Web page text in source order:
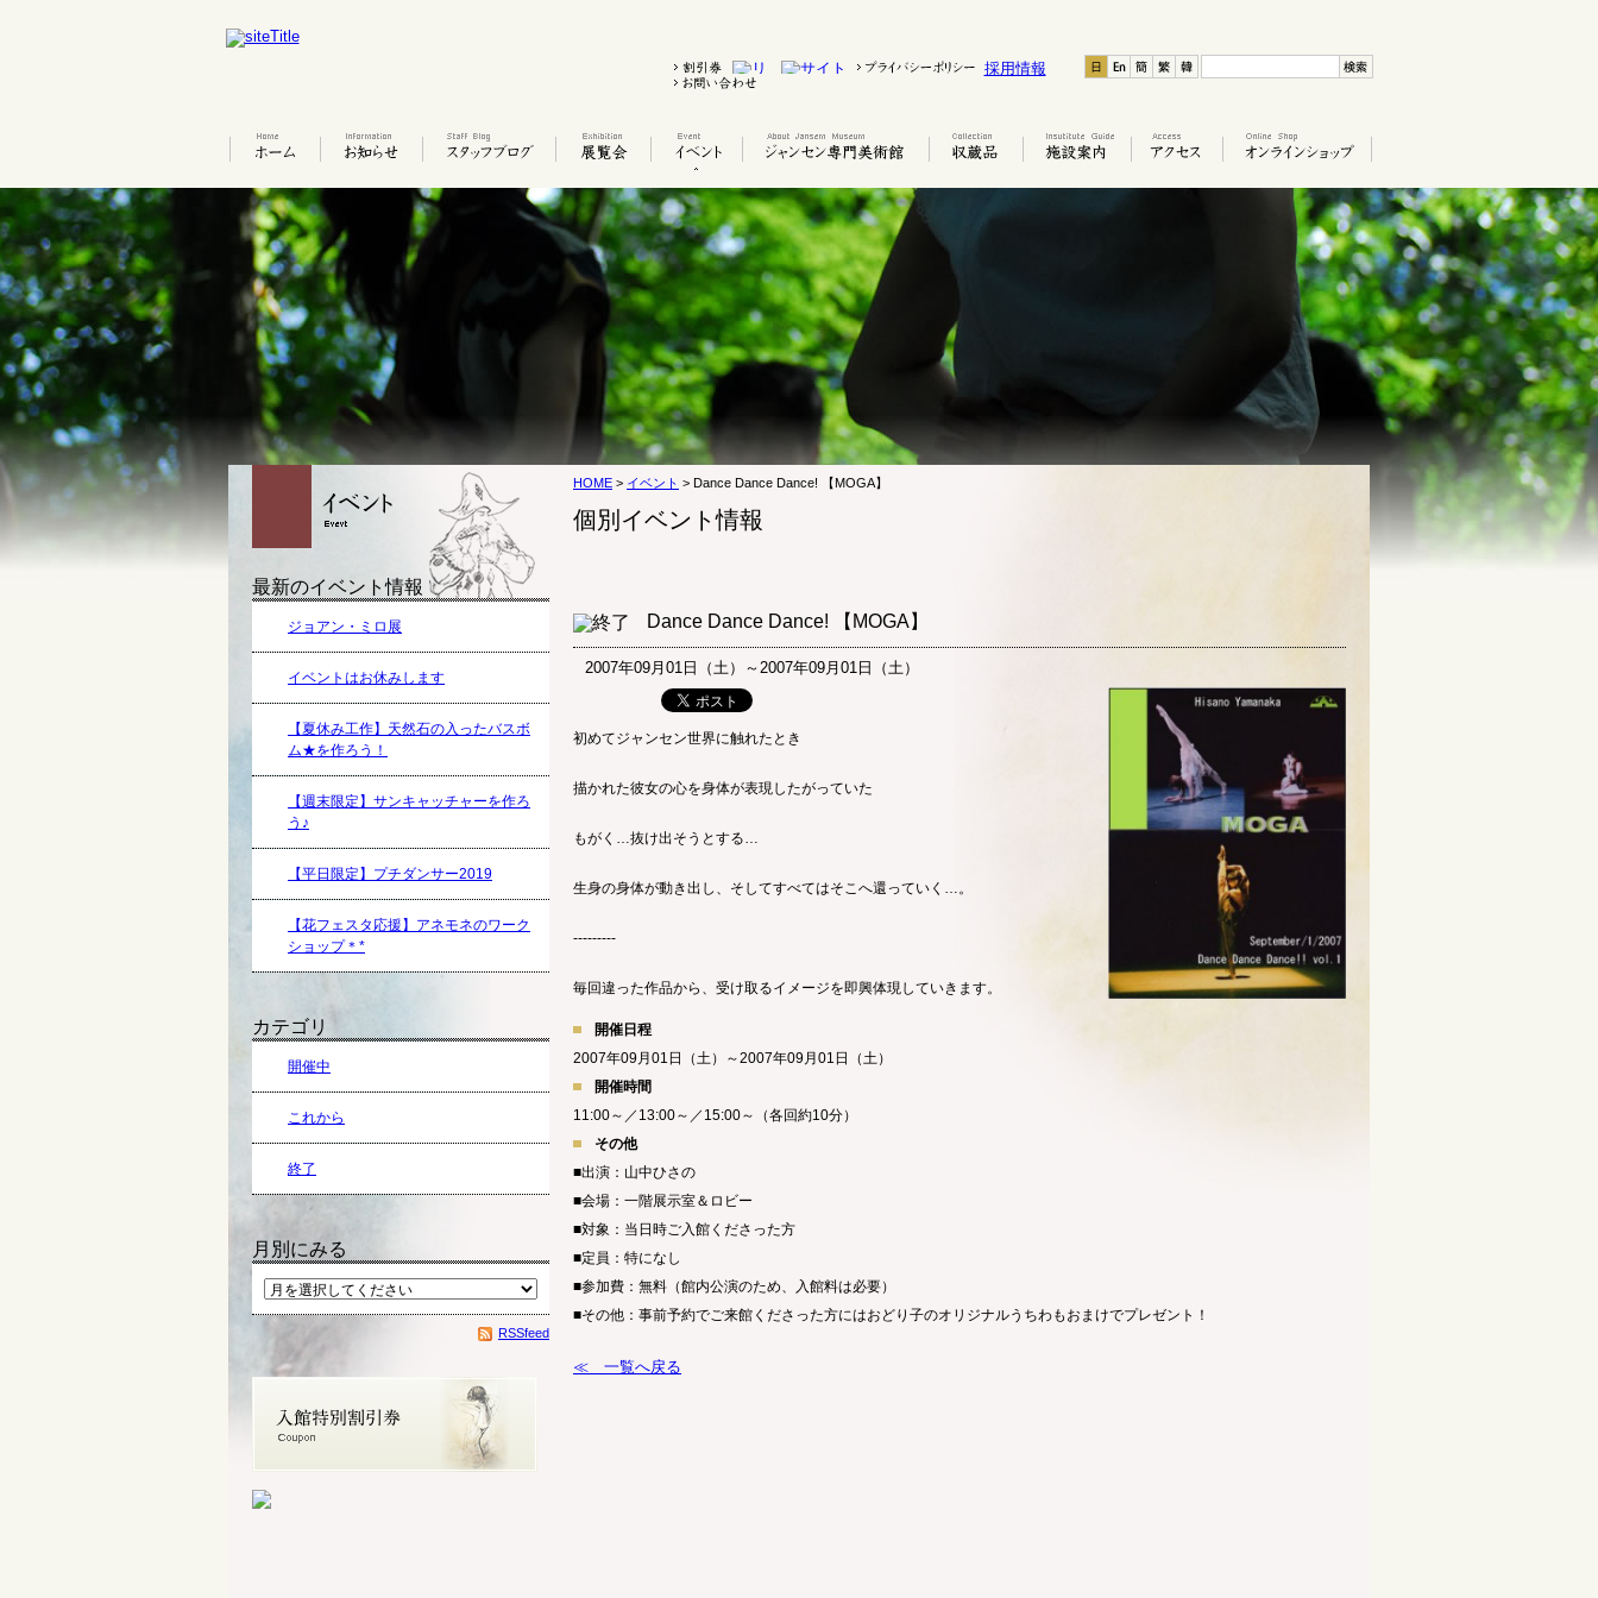
採用情報
最新のイベント情報
ジョアン・ミロ展
イベントはお休みします
【夏休み工作】天然石の入ったバスボ
ム★を作ろう！
【週末限定】サンキャッチャーを作ろ
う♪
【平日限定】プチダンサー2019
【花フェスタ応援】アネモネのワーク
ショップ＊*
カテゴリ
開催中
これから
終了
月別にみる
RSSfeed
HOME > イベント > Dance Dance Dance! 【MOGA】
個別イベント情報
Dance Dance Dance! 【MOGA】
2007年09月01日（土）～2007年09月01日（土）
初めてジャンセン世界に触れたとき
描かれた彼女の心を身体が表現したがっていた
もがく…抜け出そうとする…
生身の身体が動き出し、そしてすべてはそこへ還っていく…。
---------
毎回違った作品から、受け取るイメージを即興体現していきます。
開催日程
2007年09月01日（土）～2007年09月01日（土）
開催時間
11:00～／13:00～／15:00～（各回約10分）
その他
■出演：山中ひさの
■会場：一階展示室＆ロビー
■対象：当日時ご入館くださった方
■定員：特になし
■参加費：無料（館内公演のため、入館料は必要）
■その他：事前予約でご来館くださった方にはおどり子のオリジナルうちわもおまけでプレゼント！
≪ 一覧へ戻る